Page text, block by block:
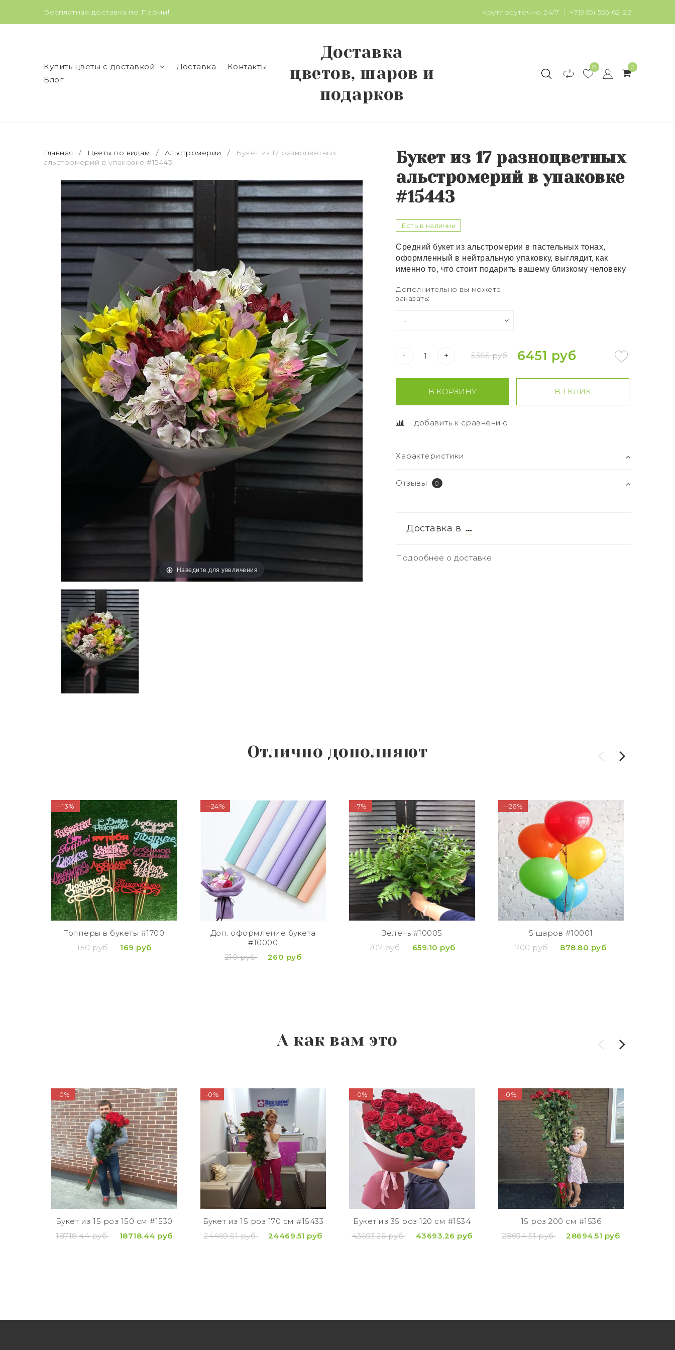
Бесплатная доставка по Перми! Круглосуточно 24/7 +7(965) 555-62-22
Купить цветы с доставкой Доставка
Контакты
Блог
Доставка
цветов, шаров и
подарков
0 0
Главная / Цветы по видам / Альстромерии /
Букет из 17 разноцветных
альстромерий в упаковке #15443
Наведите для увеличения
Букет из 17 разноцветных
альстромерий в упаковке
#15443
Есть в наличии
Средний букет из альстромерии в пастельных тонах,
оформленный в нейтральную упаковку, выглядит, как
именно то, что стоит подарить вашему близкому человеку
Дополнительно вы можете
заказать:
- + 5365 руб 6451 руб
В КОРЗИНУ В 1 КЛИК
добавить к сравнению
Характеристики
Отзывы 0
Доставка в …
Подробнее о доставке
Отлично дополняют
--13%
Топперы в букеты #1700
150 руб
169 руб
--24%
Доп. оформление букета
#10000
210 руб
260 руб
-7%
Зелень #10005
707 руб
659.10 руб
--26%
5 шаров #10001
700 руб
878.80 руб
А как вам это
-0%
Букет из 15 роз 150 см #1530
18718.44 руб
18718.44 руб
-0%
Букет из 15 роз 170 см #15433
24469.51 руб
24469.51 руб
-0%
Букет из 35 роз 120 см #1534
43693.26 руб
43693.26 руб
-0%
15 роз 200 см #1536
28694.51 руб
28694.51 руб